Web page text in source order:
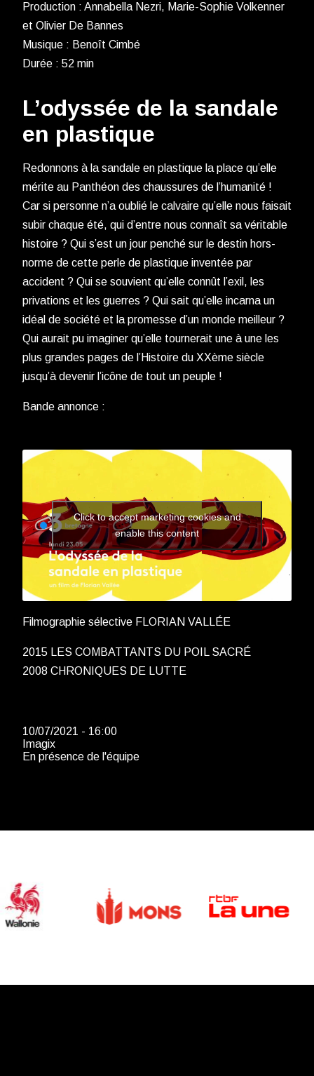
Production : Annabella Nezri, Marie-Sophie Volkenner
et Olivier De Bannes
Musique : Benoît Cimbé
Durée : 52 min
L’odyssée de la sandale
en plastique
Redonnons à la sandale en plastique la place qu’elle
mérite au Panthéon des chaussures de l’humanité !
Car si personne n’a oublié le calvaire qu’elle nous faisait
subir chaque été, qui d’entre nous connaît sa véritable
histoire ? Qui s’est un jour penché sur le destin hors-
norme de cette perle de plastique inventée par
accident ? Qui se souvient qu’elle connût l’exil, les
privations et les guerres ? Qui sait qu’elle incarna un
idéal de société et la promesse d’un monde meilleur ?
Qui aurait pu imaginer qu’elle tournerait une à une les
plus grandes pages de l’Histoire du XXème siècle
jusqu’à devenir l’icône de tout un peuple !
Bande annonce :
Click to accept marketing cookies and
enable this content
Filmographie sélective FLORIAN VALLÉE
2015 LES COMBATTANTS DU POIL SACRÉ
2008 CHRONIQUES DE LUTTE
10/07/2021 - 16:00
Imagix
En présence de l'équipe